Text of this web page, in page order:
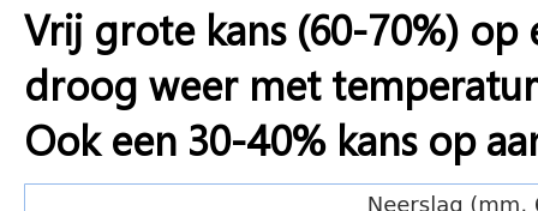
Vrij grote kans (60-70%)
droog weer met
Ook een 30-40% kans op